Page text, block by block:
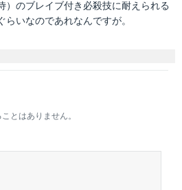
）のブレイブ付き必殺技に耐えられる
いなのであれなんですが。
とはありません。